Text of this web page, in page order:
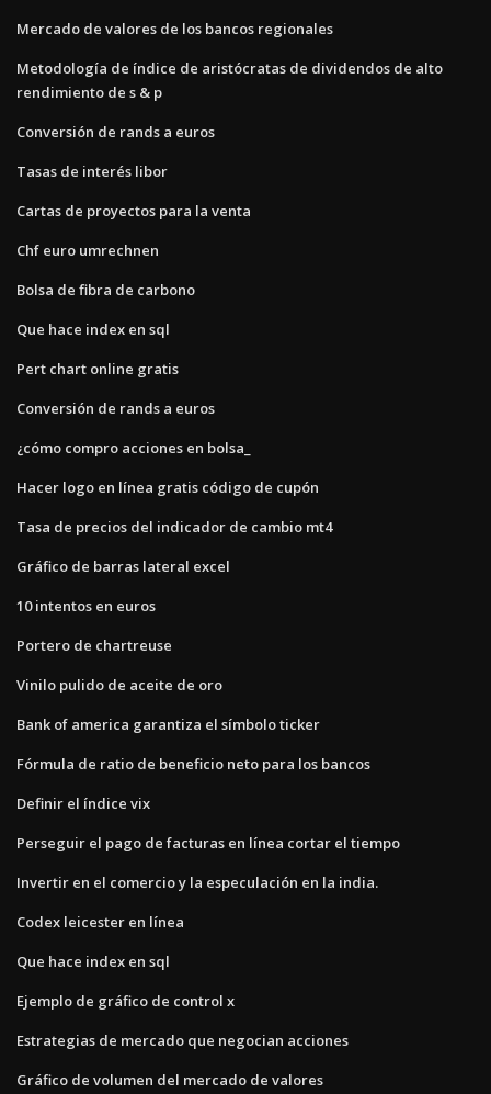
Mercado de valores de los bancos regionales
Metodología de índice de aristócratas de dividendos de alto
rendimiento de s & p
Conversión de rands a euros
Tasas de interés libor
Cartas de proyectos para la venta
Chf euro umrechnen
Bolsa de fibra de carbono
Que hace index en sql
Pert chart online gratis
Conversión de rands a euros
¿cómo compro acciones en bolsa_
Hacer logo en línea gratis código de cupón
Tasa de precios del indicador de cambio mt4
Gráfico de barras lateral excel
10 intentos en euros
Portero de chartreuse
Vinilo pulido de aceite de oro
Bank of america garantiza el símbolo ticker
Fórmula de ratio de beneficio neto para los bancos
Definir el índice vix
Perseguir el pago de facturas en línea cortar el tiempo
Invertir en el comercio y la especulación en la india.
Codex leicester en línea
Que hace index en sql
Ejemplo de gráfico de control x
Estrategias de mercado que negocian acciones
Gráfico de volumen del mercado de valores